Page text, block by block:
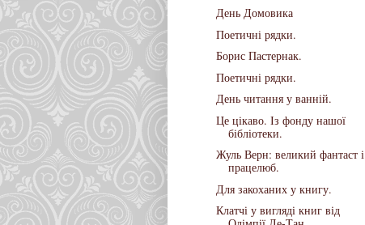
День Домовика
Поетичні рядки.
Борис Пастернак.
Поетичні рядки.
День читання у ванній.
Це цікаво. Із фонду нашої
бібліотеки.
Жуль Верн: великий фантаст і
працелюб.
Для закоханих у книгу.
Клатчі у вигляді книг від